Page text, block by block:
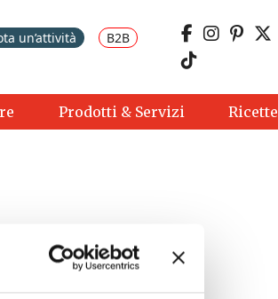
un’attività B2B
Prodotti & Servizi Ricette